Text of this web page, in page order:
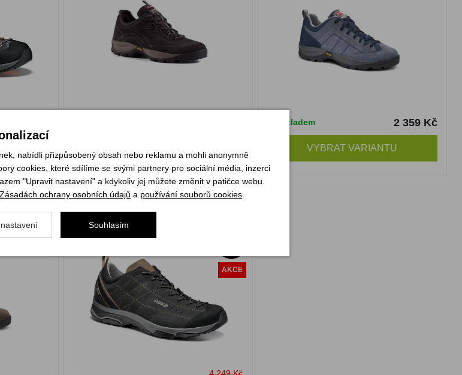
Skladem 2 359 Kč
VYBRAT VARIANTU
Asolo Nucleon GV MM graphite/brown
AKCE
nabídli přizpůsobený obsah nebo reklamu a mohli anonymně
cookies, které sdílíme se svými partnery pro sociální média, inzerci
"Upravit nastavení" a kdykoliv jej můžete změnit v patičce webu.
Zásadách ochrany osobních údajů a používání souborů cookies
Souhlasím